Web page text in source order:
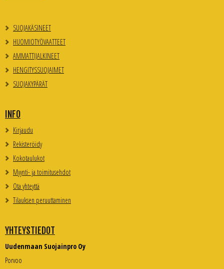
SUOJAKÄSINEET
HUOMIOTYÖVAATTEET
AMMATTIJALKINEET
HENGITYSSUOJAIMET
SUOJAKYPÄRÄT
INFO
Kirjaudu
Rekisteröidy
Kokotaulukot
Myynti- ja toimitusehdot
Ota yhteyttä
Tilauksen peruuttaminen
YHTEYSTIEDOT
Uudenmaan Suojainpro Oy
Porvoo